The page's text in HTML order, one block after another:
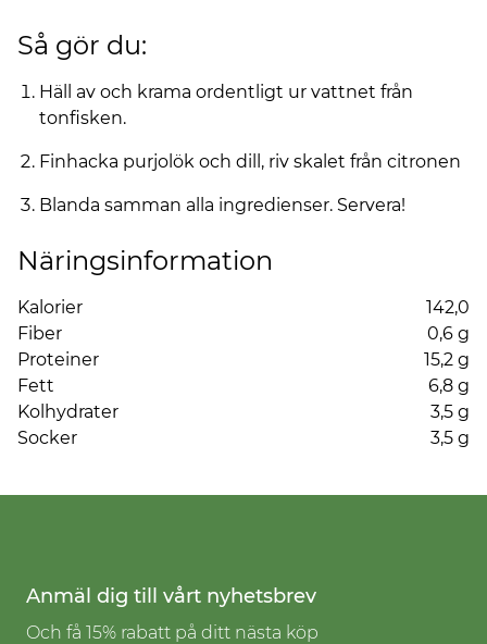
Så gör du:
Häll av och krama ordentligt ur vattnet från
tonfisken.
Finhacka purjolök och dill, riv skalet från citronen
Blanda samman alla ingredienser. Servera!
Näringsinformation
Kalorier
142,0
Fiber
0,6 g
Proteiner
15,2 g
Fett
6,8 g
Kolhydrater
3,5 g
Socker
3,5 g
Anmäl dig till vårt nyhetsbrev
Och få 15% rabatt på ditt nästa köp